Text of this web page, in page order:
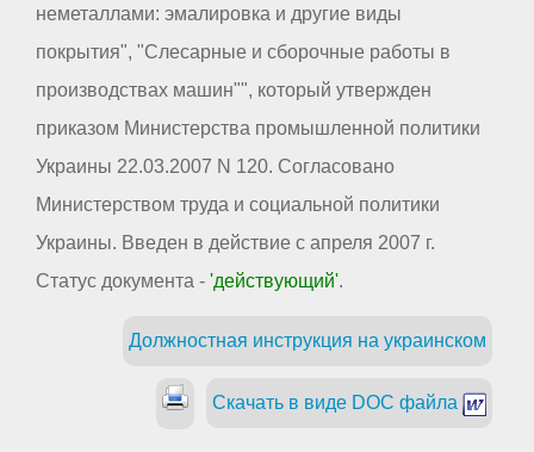
неметаллами: эмалировка и другие виды
покрытия", "Слесарные и сборочные работы в
производствах машин"", который утвержден
приказом Министерства промышленной политики
Украины 22.03.2007 N 120. Согласовано
Министерством труда и социальной политики
Украины. Введен в действие с апреля 2007 г.
Статус документа - 'действующий'.
Должностная инструкция на украинском
Скачать в виде DOC файла